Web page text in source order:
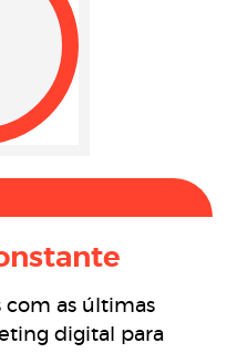
com as últimas
digital para